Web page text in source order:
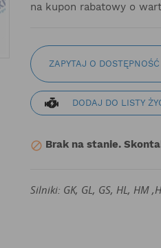
na kupon rabatowy o
ZAPYTAJ O
DODAJ DO LISTY
 Brak na stanie.
Silniki: GK, GL, GS, HL, HM